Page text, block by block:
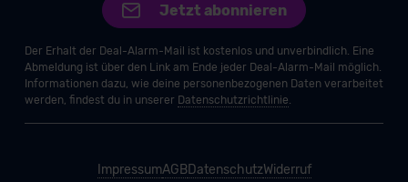
Jetzt abonnieren
Der Erhalt der Deal-Alarm-Mail ist kostenlos und unverbindlich. Eine
Abmeldung ist über den Link am Ende jeder Deal-Alarm-Mail möglich.
Informationen dazu, wie deine personenbezogenen Daten verarbeitet
werden, findest du in unserer Datenschutzrichtlinie.
ImpressumAGBDatenschutzWiderruf